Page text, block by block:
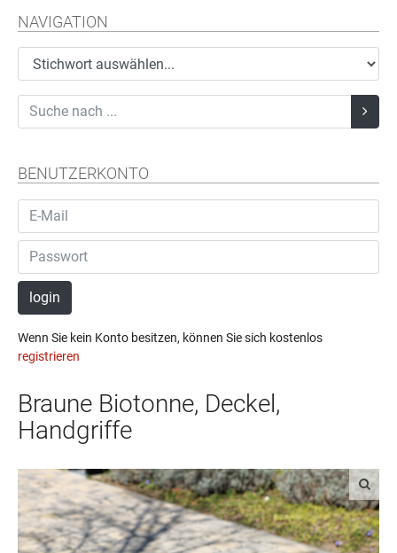
NAVIGATION
BENUTZERKONTO
login
Wenn Sie kein Konto besitzen, können Sie sich kostenlos
registrieren
Braune Biotonne, Deckel,
Handgriffe